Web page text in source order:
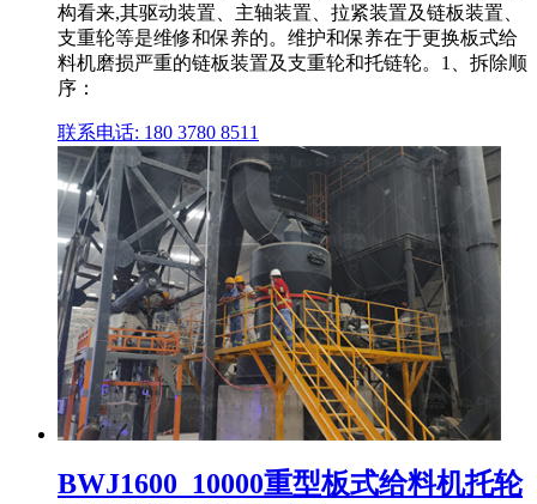
构看来,其驱动装置、主轴装置、拉紧装置及链板装置、
支重轮等是维修和保养的。维护和保养在于更换板式给
料机磨损严重的链板装置及支重轮和托链轮。1、拆除顺
序：
联系电话: 180 3780 8511
BWJ1600_10000重型板式给料机托轮